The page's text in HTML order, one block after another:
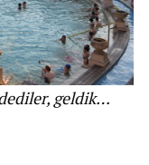
geldik…